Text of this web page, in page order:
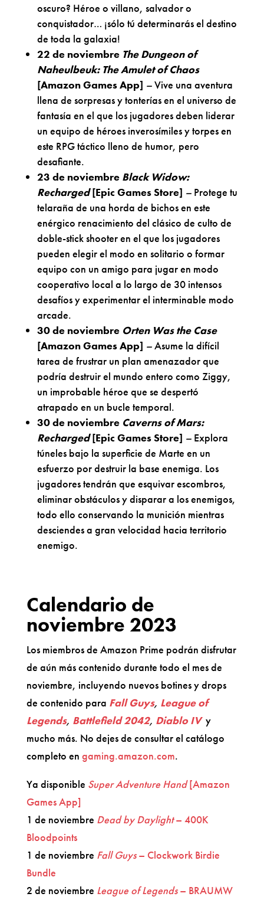
oscuro? Héroe o villano, salvador o
conquistador… ¡sólo tú determinarás el destino
de toda la galaxia!
22 de noviembre The Dungeon of
Naheulbeuk: The Amulet of Chaos
[Amazon Games App] –Vive una aventura
llena de sorpresas y tonterías en el universo de
fantasía en el que los jugadores deben liderar
un equipo de héroes inverosímiles y torpes en
este RPG táctico lleno de humor, pero
desafiante.
23 de noviembre Black Widow:
Recharged[Epic Games Store] – Protege tu
telaraña de una horda de bichos en este
enérgico renacimiento del clásico de culto de
doble-stick shooter en el que los jugadores
pueden elegir el modo en solitario o formar
equipo con un amigo para jugar en modo
cooperativo local a lo largo de 30 intensos
desafíos y experimentar el interminable modo
arcade.
30 de noviembre Orten Was the Case
[Amazon Games App] –Asume la difícil
tarea de frustrar un plan amenazador que
podría destruir el mundo entero como Ziggy,
un improbable héroe que se despertó
atrapado en un bucle temporal.
30 de noviembre Caverns of Mars:
Recharged[Epic Games Store] – Explora
túneles bajo la superficie de Marte en un
esfuerzo por destruir la base enemiga. Los
jugadores tendrán que esquivar escombros,
eliminar obstáculos y disparar a los enemigos,
todo ello conservando la munición mientras
desciendes a gran velocidad hacia territorio
enemigo.
Calendario de
noviembre 2023
Los miembros de Amazon Prime podrán disfrutar
de aún más contenido durante todo el mes de
noviembre, incluyendo nuevos botines y drops
de contenido para Fall Guys, League of
Legends, Battlefield 2042, Diablo IV y
mucho más. No dejes de consultar el catálogo
completo en gaming.amazon.com.
Ya disponible Super Adventure Hand[Amazon
Games App]
1 de noviembre Dead by Daylight– 400K
Bloodpoints
1 de noviembre Fall Guys– Clockwork Birdie
Bundle
2 de noviembre League of Legends– BRAUMW